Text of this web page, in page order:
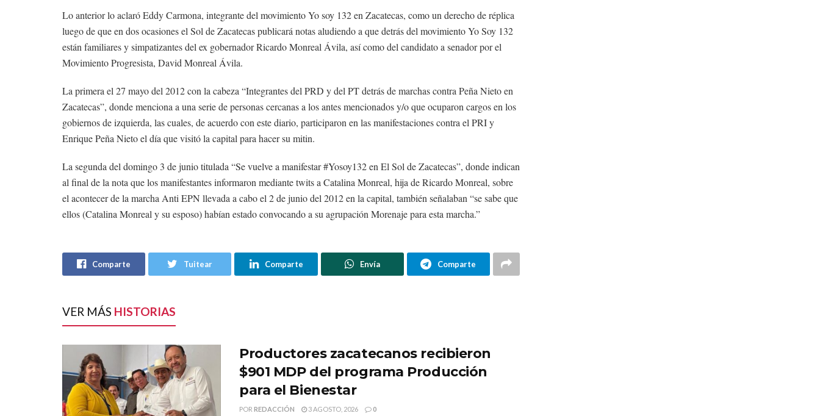
Lo anterior lo aclaró Eddy Carmona, integrante del movimiento Yo soy 132 en Zacatecas, como un derecho de réplica
luego de que en dos ocasiones el Sol de Zacatecas publicará notas aludiendo a que detrás del movimiento Yo Soy 132
están familiares y simpatizantes del ex gobernador Ricardo Monreal Ávila, así como del candidato a senador por el
Movimiento Progresista, David Monreal Ávila.
La primera el 27 mayo del 2012 con la cabeza “Integrantes del PRD y del PT detrás de marchas contra Peña Nieto en
Zacatecas”, donde menciona a una serie de personas cercanas a los antes mencionados y/o que ocuparon cargos en los
gobiernos de izquierda, las cuales, de acuerdo con este diario, participaron en las manifestaciones contra el PRI y
Enrique Peña Nieto el día que visitó la capital para hacer su mitin.
La segunda del domingo 3 de junio titulada “Se vuelve a manifestar #Yosoy132 en El Sol de Zacatecas”, donde indican
al final de la nota que los manifestantes informaron mediante twits a Catalina Monreal, hija de Ricardo Monreal, sobre
el acontecer de la marcha Anti EPN llevada a cabo el 2 de junio del 2012 en la capital, también señalaban “se sabe que
ellos (Catalina Monreal y su esposo) habían estado convocando a su agrupación Morenaje para esta marcha.”
Comparte Tuitear Comparte Envía Comparte
VER MÁS HISTORIAS
Productores zacatecanos recibieron
$901 MDP del programa Producción
para el Bienestar
POR REDACCIÓN 3 AGOSTO, 2026 0